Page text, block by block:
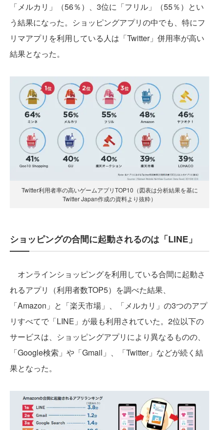
「メルカリ」（56％）、3位に「フリル」（55％）とい
う結果になった。ショッピングアプリの中でも、特にフ
リマアプリを利用している人は「Twitter」併用率が高い
結果となった。
Twitter利用者率の高いゲームアプリTOP10（図表は分析結果を基に
Twitter Japan作成の資料より抜粋）
ショッピングの合間に起動されるのは「LINE」
オンラインショッピングを利用している合間に起動さ
れるアプリ（利用者数TOP5）を調べた結果、
「Amazon」と「楽天市場」、「メルカリ」の3つのアプ
リすべてで「LINE」が最も利用されていた。2位以下の
サービスは、ショッピングアプリにより異なるものの、
「Google検索」や「Gmail」、「Twitter」などが続く結
果となった。